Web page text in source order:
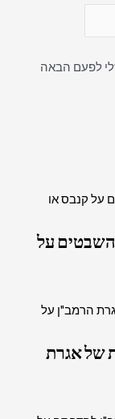
לפעם הבאה
– תמונה מעוצבת של 12 השבטים על
של אגרת